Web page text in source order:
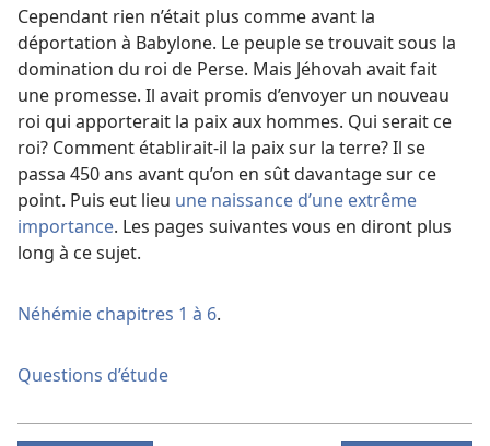
Cependant rien n’était plus comme avant la
déportation à Babylone. Le peuple se trouvait sous la
domination du roi de Perse. Mais Jéhovah avait fait
une promesse. Il avait promis d’envoyer un nouveau
roi qui apporterait la paix aux hommes. Qui serait ce
roi? Comment établirait-​il la paix sur la terre? Il se
passa 450 ans avant qu’on en sût davantage sur ce
point. Puis eut lieu une naissance d’une extrême
importance. Les pages suivantes vous en diront plus
long à ce sujet.
Néhémie chapitres 1 à 6.
Questions d’étude